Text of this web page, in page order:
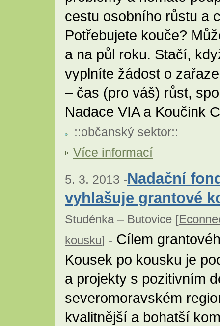
cestu osobního růstu a
Potřebujete kouče?
a na půl roku. Stačí,
vyplníte žádost o
– čas (pro váš) růst,
Nadace VIA a Koučink
::občanský sektor::
Více informací
5. 3. 2013 -Nadační
vyhlašuje grantové
Studénka – Butovice [
kousku] - Cílem
Kousek po kousku je
a projekty s pozitivním
severomoravském
kvalitnější a bohatší